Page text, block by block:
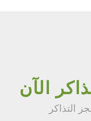
الآن
التذاكر